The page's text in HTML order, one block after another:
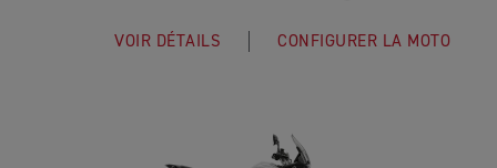
VOIR DÉTAILS CONFIGURER LA MOTO